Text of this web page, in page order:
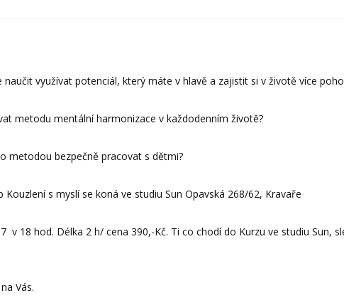
naučit využívat potenciál, který máte v hlavě a zajistit si v životě více
metodu mentální harmonizace v každodenním životě?
metodou bezpečně pracovat s dětmi?
Kouzlení s myslí se koná ve studiu Sun Opavská 268/62, Kravaře
v 18 hod. Délka 2 h/ cena 390,-Kč. Ti co chodí do Kurzu ve studiu Sun,
Vás.